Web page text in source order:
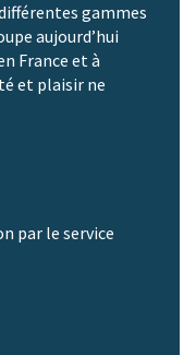
gammes
aujourd’hui
France et à
et plaisir ne
par le service